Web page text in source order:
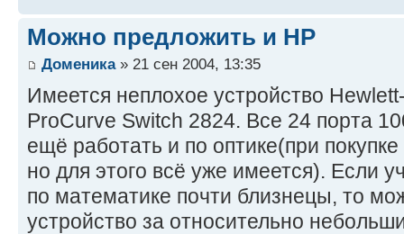
Можно предложить и HP
Доменика» 21 сен 2004, 13:35
Имеется неплохое устройство
ProCurve Switch 2824. Все 24 порта
ещё работать и по оптике(при
но для этого всё уже имеется). Если
по математике почти близнецы, то
устройство за относительно